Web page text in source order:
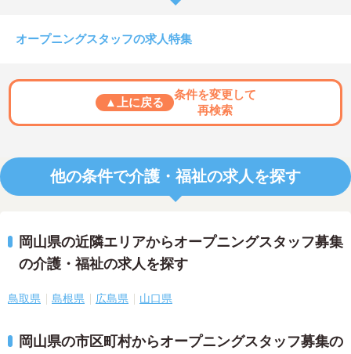
オープニングスタッフの求人特集
▲上に戻る
条件を変更して
再検索
他の条件で介護・福祉の求人を探す
岡山県の近隣エリアからオープニングスタッフ募集
の介護・福祉の求人を探す
鳥取県 島根県 広島県 山口県
岡山県の市区町村からオープニングスタッフ募集の